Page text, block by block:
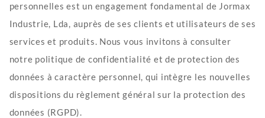
personnelles est un engagement fondamental de Jormax
Industrie, Lda, auprès de ses clients et utilisateurs de ses
services et produits. Nous vous invitons à consulter
notre politique de confidentialité et de protection des
données à caractère personnel, qui intègre les nouvelles
dispositions du règlement général sur la protection des
données (RGPD).